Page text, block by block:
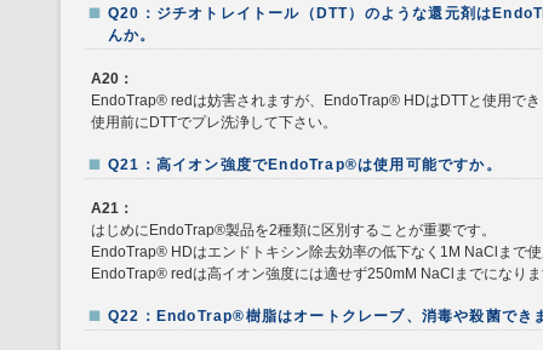
Q20：ジチオトレイトール（DTT）のような還元剤は
んか。
A20：
EndoTrap® redは妨害されますが、EndoTrap® HDはDTTと使用で
使用前にDTTでプレ洗浄して下さい。
Q21：高イオン強度でEndoTrap®は使用可能ですか。
A21：
はじめにEndoTrap®製品を2種類に区別することが重要です。
EndoTrap® HDはエンドトキシン除去効率の低下なく1M NaClまで
EndoTrap® redは高イオン強度には適せず250mM NaClまでになり
Q22：EndoTrap®樹脂はオートクレーブ、消毒や殺菌でき